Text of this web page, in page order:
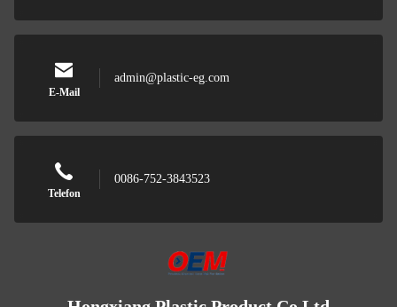
E-Mail
admin@plastic-eg.com
Telefon
0086-752-3843523